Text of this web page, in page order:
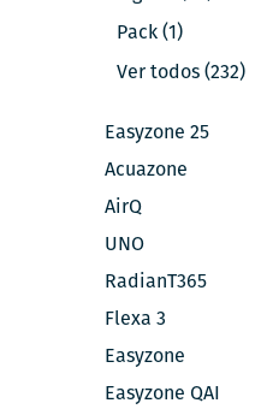
Pack (1)
Ver todos (232)
Easyzone 25
Acuazone
AirQ
UNO
RadianT365
Flexa 3
Easyzone
Easyzone QAI